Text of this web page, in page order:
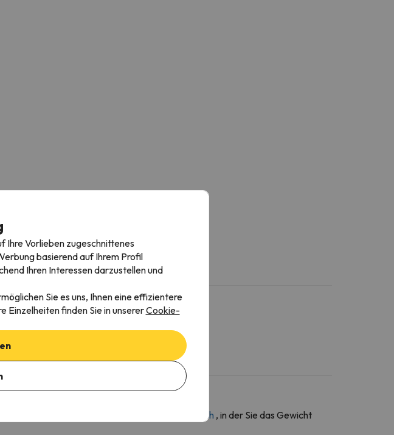
an die Unterkunft wenden.
eine Nachricht über den Kontaktbereich , in der Sie das Gewicht
Ihre Vorlieben zugeschnittenes
basierend auf Ihrem Profil
Ihren Interessen darzustellen und
Sie es uns, Ihnen eine effizientere
Einzelheiten finden Sie in unsererCookie-